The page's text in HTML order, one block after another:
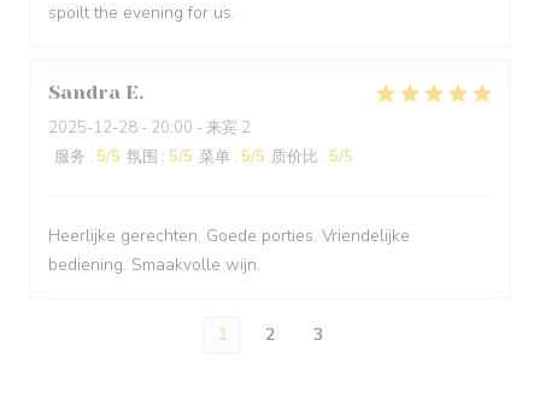
spoilt the evening for us.
Sandra E
2025-12-28 - 20:00 - 来宾 2
服务 : 5/5 氛围 : 5/5 菜单 : 5/5 质价比 : 5/5
Heerlijke gerechten. Goede porties. Vriendelijke
bediening. Smaakvolle wijn.
1 2 3